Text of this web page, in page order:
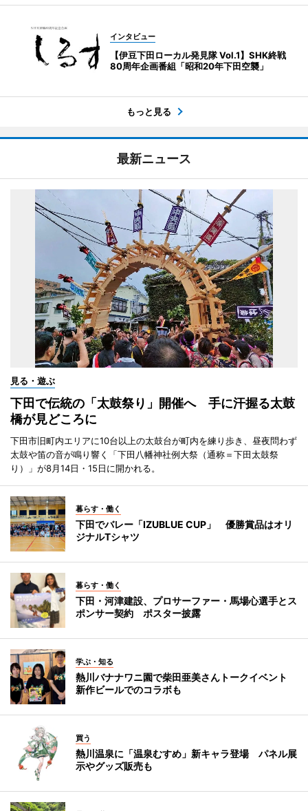
インタビュー
【伊豆下田ローカル発見隊 Vol.1】SHK終戦
80周年企画番組「昭和20年下田空襲」
もっと見る
最新ニュース
見る・遊ぶ
下田で伝統の「太鼓祭り」開催へ 手に汗握る太鼓
橋が見どころに
下田市旧町内エリアに10台以上の太鼓台が町内を練り歩き、昼夜問わず
太鼓や笛の音が鳴り響く「下田八幡神社例大祭（通称＝下田太鼓祭
り）」が8月14日・15日に開かれる。
暮らす・働く
下田でバレー「IZUBLUE CUP」 優勝賞品はオリ
ジナルTシャツ
暮らす・働く
下田・河津建設、プロサーファー・馬場心選手とス
ポンサー契約 ポスター披露
学ぶ・知る
熱川バナナワニ園で柴田亜美さんトークイベント
新作ビールでのコラボも
買う
熱川温泉に「温泉むすめ」新キャラ登場 パネル展
示やグッズ販売も